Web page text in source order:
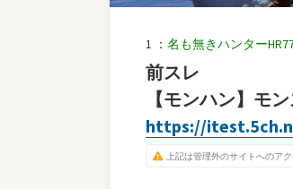
1 ： 名も無きハンター
前スレ
【モンハン】モ
https://
上記は管理外のサイトへのアク